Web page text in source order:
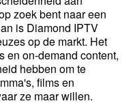
zoek bent naar een
is Diamond IPTV
op de markt. Het
en on-demand content,
hebben om te
films en
ze maar willen.